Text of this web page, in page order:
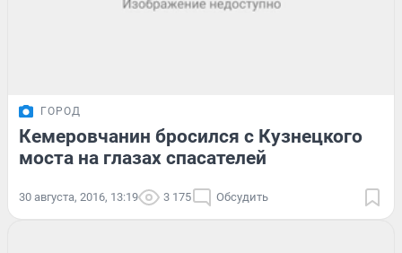
ГОРОД
Кемеровчанин бросился с Кузнецкого
моста на глазах спасателей
30 августа, 2016, 13:19 3 175 Обсудить